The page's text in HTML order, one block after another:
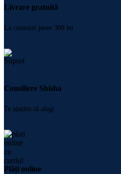
Livrare gratuită
La comenzi peste 300 lei
Consiliere Shisha
Te ajutăm să alegi
Plăți online